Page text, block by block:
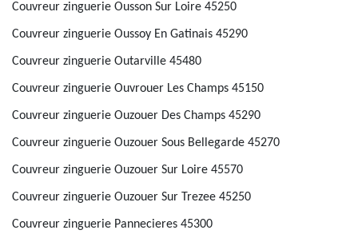
Couvreur zinguerie Ousson Sur Loire 45250
Couvreur zinguerie Oussoy En Gatinais 45290
Couvreur zinguerie Outarville 45480
Couvreur zinguerie Ouvrouer Les Champs 45150
Couvreur zinguerie Ouzouer Des Champs 45290
Couvreur zinguerie Ouzouer Sous Bellegarde 45270
Couvreur zinguerie Ouzouer Sur Loire 45570
Couvreur zinguerie Ouzouer Sur Trezee 45250
Couvreur zinguerie Pannecieres 45300